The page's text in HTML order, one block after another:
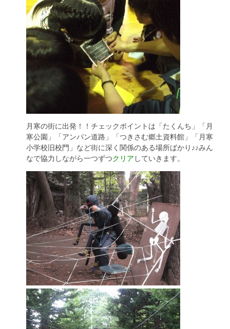
月寒の街に出発！！チェックポイントは「たくんち」「月
寒公園」「アンパン道路」「つきさむ郷土資料館」「月寒
小学校旧校門」など街に深く関係のある場所ばかり♪♪みん
なで協力しながら一つずつクリア していきます。